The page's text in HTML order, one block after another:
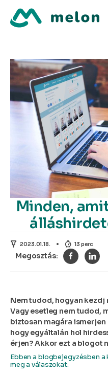
Minden,
2023.01.18. 13 perc
Nem tudod, hogyan kezdj
Vagy esetleg nem tudod,
biztosan magára
hogy egyáltalán hol
érjen? Akkor ezt a blogot
Ebben a blogbejegyzésben
meg a válaszokat: